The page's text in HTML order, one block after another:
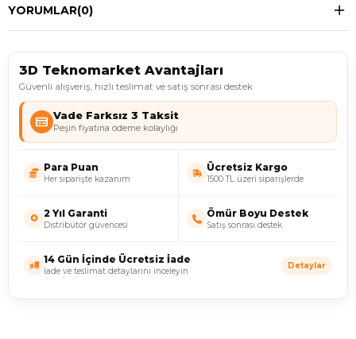
YORUMLAR(0)
3D Teknomarket Avantajları
Güvenli alışveriş, hızlı teslimat ve satış sonrası destek
Vade Farksız 3 Taksit
Peşin fiyatına ödeme kolaylığı
Para Puan
Her siparişte kazanım
Ücretsiz Kargo
1500 TL üzeri siparişlerde
2 Yıl Garanti
Distribütör güvencesi
Ömür Boyu Destek
Satış sonrası destek
14 Gün İçinde Ücretsiz İade
İade ve teslimat detaylarını inceleyin
Detaylar